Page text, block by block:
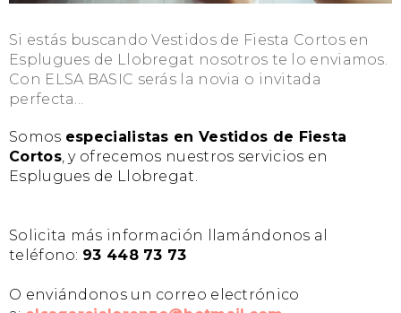
Si estás buscando Vestidos de Fiesta Cortos en
Esplugues de Llobregat nosotros te lo enviamos.
Con ELSA BASIC serás la novia o invitada
perfecta...
Somos especialistas en Vestidos de Fiesta
Cortos, y ofrecemos nuestros servicios en
Esplugues de Llobregat.
Solicita más información llamándonos al
teléfono: 93 448 73 73
O enviándonos un correo electrónico